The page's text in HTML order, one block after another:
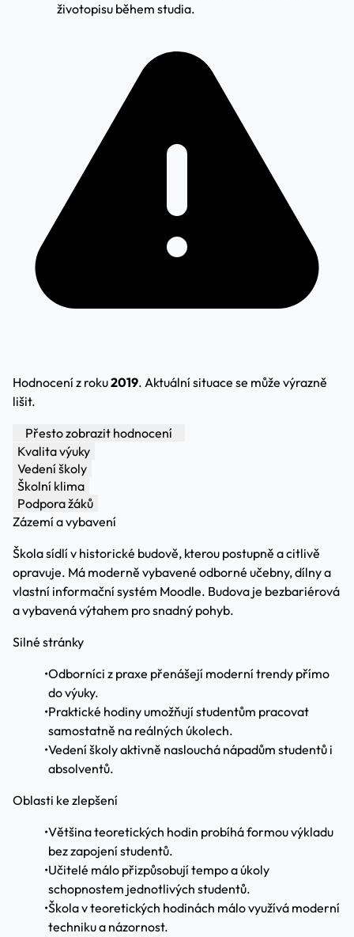
životopisu během studia.
Hodnocení z roku2019. Aktuální situace se může výrazně
lišit.
Přesto zobrazit hodnocení
Kvalita výuky
Vedení školy
Školní klima
Podpora žáků
Zázemí a vybavení
Škola sídlí v historické budově, kterou postupně a citlivě
opravuje. Má moderně vybavené odborné učebny, dílny a
vlastní informační systém Moodle. Budova je bezbariérová
a vybavená výtahem pro snadný pohyb.
Silné stránky
•Odborníci z praxe přenášejí moderní trendy přímo
do výuky.
•Praktické hodiny umožňují studentům pracovat
samostatně na reálných úkolech.
•Vedení školy aktivně naslouchá nápadům studentů i
absolventů.
Oblasti ke zlepšení
•Většina teoretických hodin probíhá formou výkladu
bez zapojení studentů.
•Učitelé málo přizpůsobují tempo a úkoly
schopnostem jednotlivých studentů.
•Škola v teoretických hodinách málo využívá moderní
techniku a názornost.